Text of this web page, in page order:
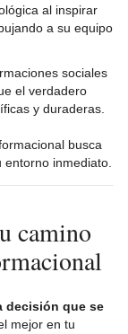
al inspirar
a su equipo
sociales
el verdadero
y duraderas.
busca
inmediato.
camino
decisión que se
mejor en tu